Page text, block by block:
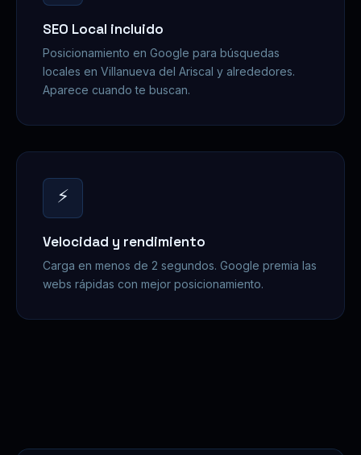
SEO Local incluido
Posicionamiento en Google para búsquedas
locales en Villanueva del Ariscal y alrededores.
Aparece cuando te buscan.
⚡
Velocidad y rendimiento
Carga en menos de 2 segundos. Google premia las
webs rápidas con mejor posicionamiento.